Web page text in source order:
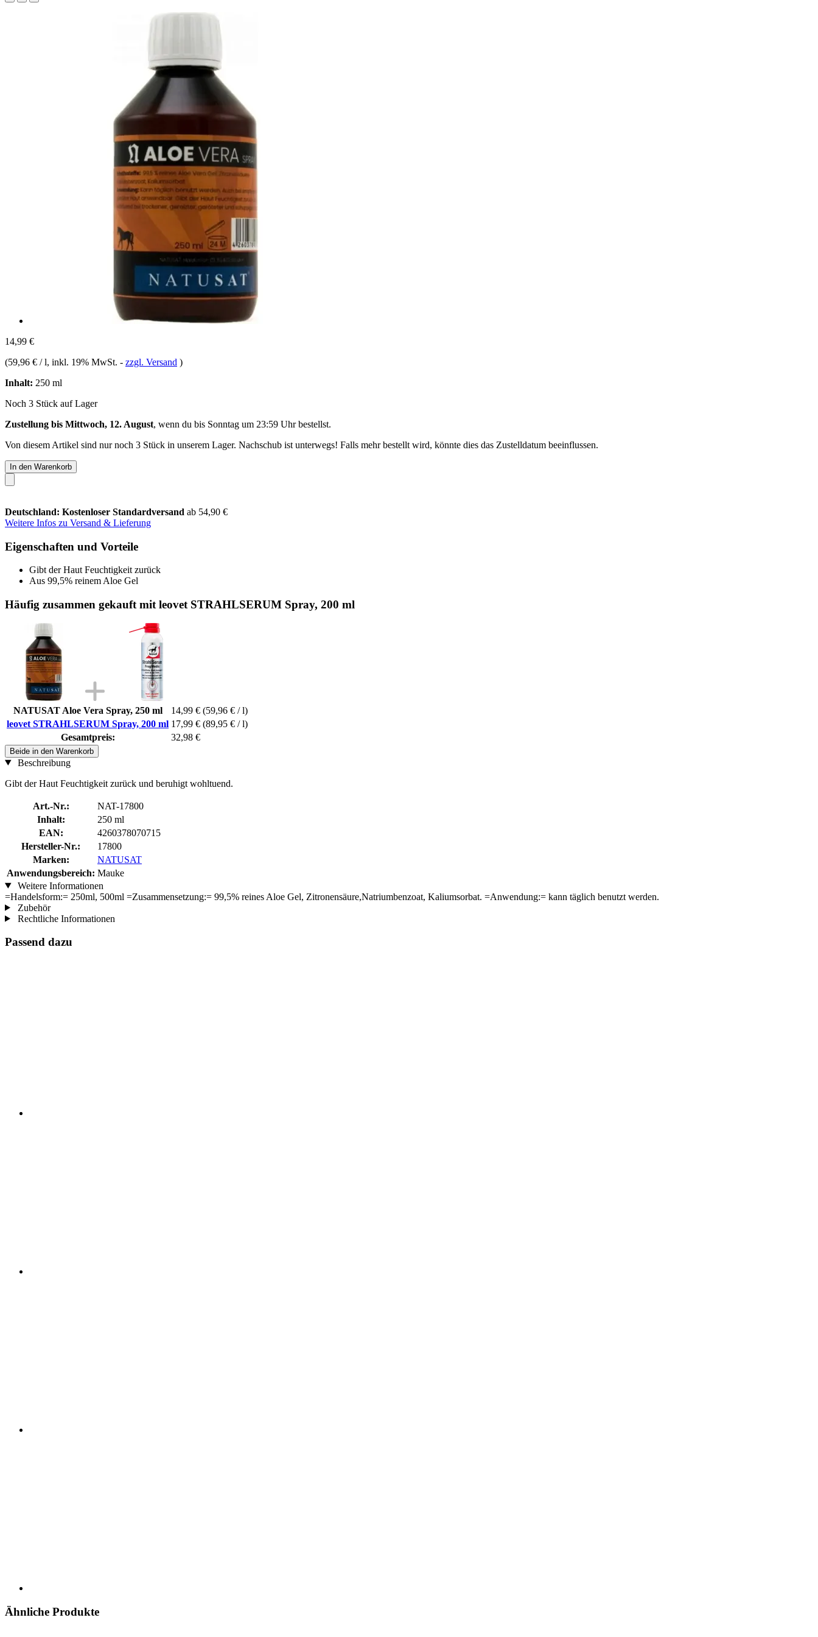
14,99 €
(59,96 € / l, inkl. 19% MwSt. - zzgl. Versand )
Inhalt: 250 ml
Noch 3 Stück auf Lager
Zustellung bis Mittwoch, 12. August, wenn du bis Sonntag um 23:59 Uhrbestellst.
Von diesem Artikel sind nur noch 3 Stück in unserem Lager. Nachschub ist unterwegs! Falls mehr bestellt wird, könnte dies das Zustelldatum beeinflussen.
In den Warenkorb
Deutschland: Kostenloser Standardversand ab 54,90 €
Weitere Infos zu Versand & Lieferung
Eigenschaften und Vorteile
Gibt der Haut Feuchtigkeit zurück
Aus 99,5% reinem Aloe Gel
Häufig zusammen gekauft mit leovet STRAHLSERUM Spray, 200 ml
NATUSAT Aloe Vera Spray, 250 ml 14,99 € (59,96 € / l)
leovet STRAHLSERUM Spray, 200 ml 17,99 € (89,95 € / l)
Gesamtpreis:
32,98 €
Beide in den Warenkorb
Beschreibung
Gibt der Haut Feuchtigkeit zurück und beruhigt wohltuend.
Art.-Nr.:
NAT-17800
Inhalt:
250 ml
EAN:
4260378070715
Hersteller-Nr.:
17800
Marken:
NATUSAT
Anwendungsbereich: Mauke
Weitere Informationen
=Handelsform:= 250ml, 500ml =Zusammensetzung:= 99,5% reines Aloe Gel, Zitronensäure,Natriumbenzoat, Kaliumsorbat. =Anwendung:= kann täglich benutzt werden.
Zubehör
Rechtliche Informationen
Passend dazu
Ähnliche Produkte